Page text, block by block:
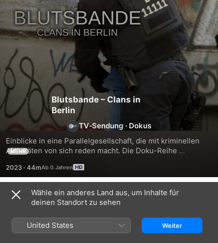
Blutsbande – Clans in
Berlin
TV‑Sendung · Dokus
Einblicke in eine Parallelgesellschaft, die mit kriminellen
Aktivitäten von sich reden macht. Die Doku-Reihe
MEHR
2023 · 44m
Staffel 1
Wähle ein anderes Land aus, um Inhalte für
deinen Standort zu sehen
United States Weiter